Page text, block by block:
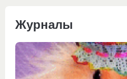
Журналы